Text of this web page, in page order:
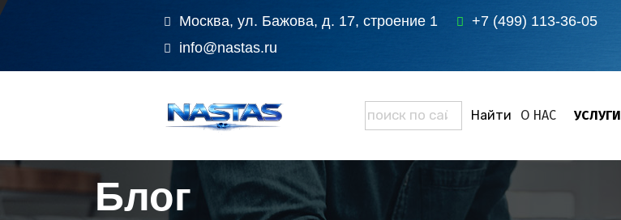
Москва, ул. Бажова, д. 17, строение 1
+7 (499) 113-36-05
info@nastas.ru
О НАС УСЛУГИ
Блог